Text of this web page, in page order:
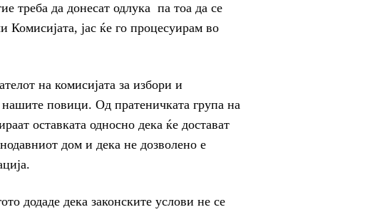
треба да донесат одлука па тоа да се
јас ќе го процесуирам во
на комисијата за избори и
повици. Од пратеничката група на
оставката односно дека ќе достават
дом и дека не дозволено е
додаде дека законските услови не се